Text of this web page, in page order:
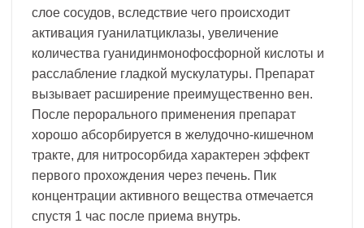
слое сосудов, вследствие чего происходит
активация гуанилатциклазы, увеличение
количества гуанидинмонофосфорной кислоты и
расслабление гладкой мускулатуры. Препарат
вызывает расширение преимущественно вен.
После перорального применения препарат
хорошо абсорбируется в желудочно-кишечном
тракте, для нитросорбида характерен эффект
первого прохождения через печень. Пик
концентрации активного вещества отмечается
спустя 1 час после приема внутрь.